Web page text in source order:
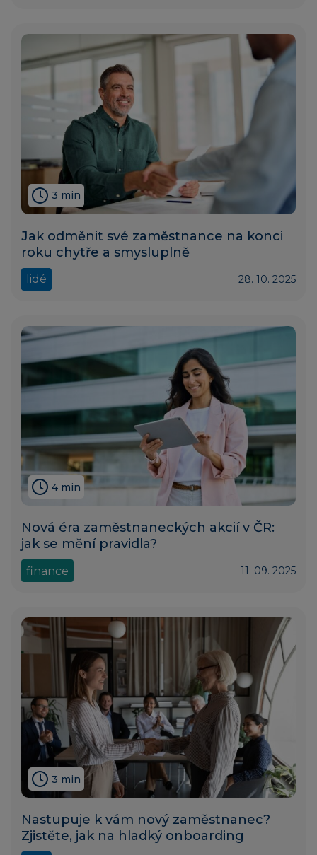
3 min
Jak odměnit své zaměstnance na konci
roku chytře a smysluplně
lidé 28. 10. 2025
4 min
Nová éra zaměstnaneckých akcií v ČR:
jak se mění pravidla?
finance 11. 09. 2025
3 min
Nastupuje k vám nový zaměstnanec?
Zjistěte, jak na hladký onboarding